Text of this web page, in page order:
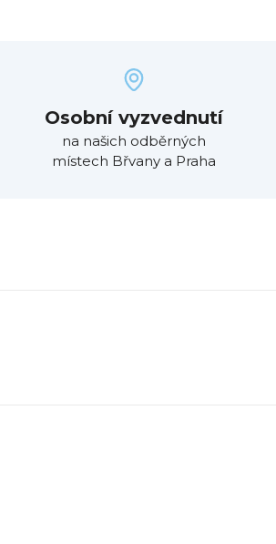
Osobní vyzvednutí
na našich odběrných
místech Břvany a Praha